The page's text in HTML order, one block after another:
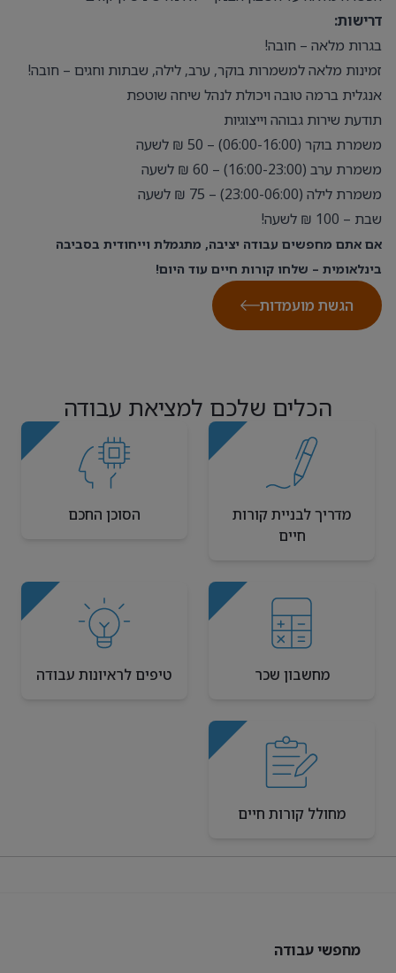
דרישות:
בגרות מלאה – חובה!
זמינות מלאה למשמרות בוקר, ערב, לילה, שבתות וחגים – חובה!
אנגלית ברמה טובה ויכולת לנהל שיחה שוטפת
תודעת שירות גבוהה וייצוגיות
משמרת בוקר (06:00-16:00) – 50 ₪ לשעה
משמרת ערב (16:00-23:00) – 60 ₪ לשעה
משמרת לילה (23:00-06:00) – 75 ₪ לשעה
שבת – 100 ₪ לשעה!
אם אתם מחפשים עבודה יציבה, מתגמלת וייחודית בסביבה
בינלאומית – שלחו קורות חיים עוד היום!
הגשת מועמדות
הכלים שלכם למציאת עבודה
מדריך לבניית קורות
חיים
הסוכן החכם
מחשבון שכר טיפים לראיונות עבודה
מחולל קורות חיים
מחפשי עבודה